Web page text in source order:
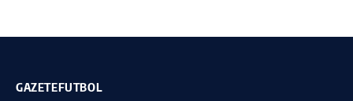
GAZETEFUTBOL